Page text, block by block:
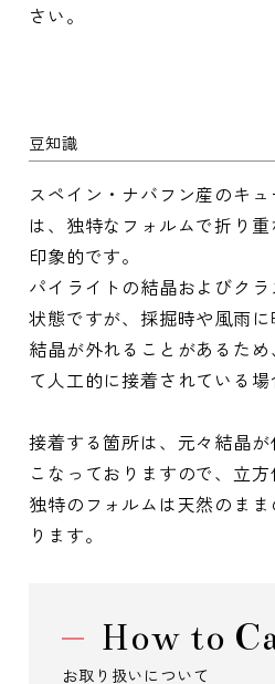
さい。
豆知識
スペイン・ナバフン産のキ
は、独特なフォルムで折り
印象的です。
パイライトの結晶およびク
状態ですが、採掘時や風雨に
結晶が外れることがあるた
て人工的に接着されている場
接着する箇所は、元々結晶
こなっておりますので、立
独特のフォルムは天然のま
ります。
How to
お取り扱いについて